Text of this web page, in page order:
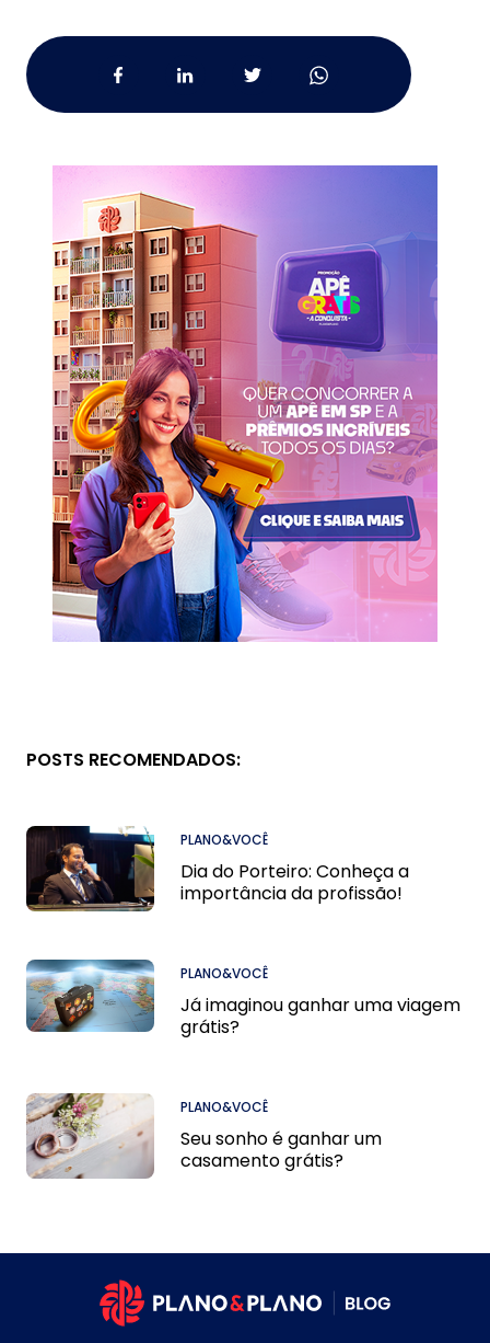
POSTS RECOMENDADOS:
PLANO&VOCÊ
Dia do Porteiro: Conheça a
importância da profissão!
PLANO&VOCÊ
Já imaginou ganhar uma viagem
grátis?
PLANO&VOCÊ
Seu sonho é ganhar um
casamento grátis?